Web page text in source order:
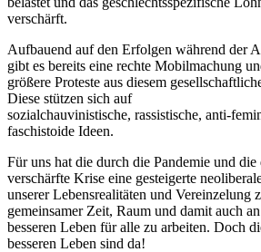
verschärft.
Aufbauend auf den Erfolgen während der
gibt es bereits eine rechte Mobilmachung
größere Proteste aus diesem
Diese stützen sich auf
sozialchauvinistische, rassistische, anti-
faschistoide Ideen.
Für uns hat die durch die Pandemie und
verschärfte Krise eine gesteigerte
unserer Lebensrealitäten und Vereinzelung
gemeinsamer Zeit, Raum und damit auch
besseren Leben für alle zu arbeiten. Doch
besseren Leben sind da!